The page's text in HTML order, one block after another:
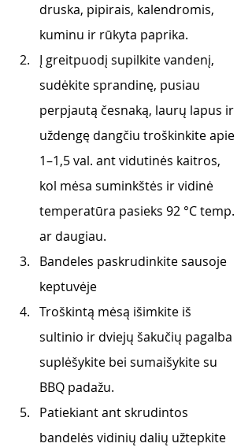
druska, pipirais, kalendromis,
kuminu ir rūkyta paprika.
Į greitpuodį supilkite vandenį,
sudėkite sprandinę, pusiau
perpjautą česnaką, laurų lapus ir
uždengę dangčiu troškinkite apie
1–1,5 val. ant vidutinės kaitros,
kol mėsa suminkštės ir vidinė
temperatūra pasieks 92 °C temp.
ar daugiau.
Bandeles paskrudinkite sausoje
keptuvėje
Troškintą mėsą išimkite iš
sultinio ir dviejų šakučių pagalba
suplėšykite bei sumaišykite su
BBQ padažu.
Patiekiant ant skrudintos
bandelės vidinių dalių užtepkite